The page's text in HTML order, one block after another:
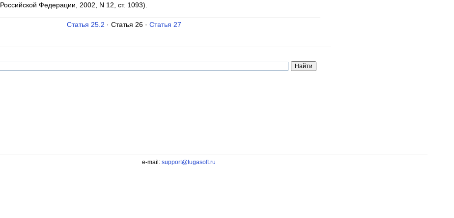
Российской Федерации, 2002, N 12, ст. 1093).
Статья 25.2 · Статья 26 · Статья 27
e-mail: support@lugasoft.ru